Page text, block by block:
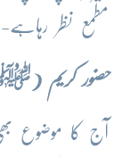
مطمع نظر رہاہے-
حضور کریم (
آج کا موضوع